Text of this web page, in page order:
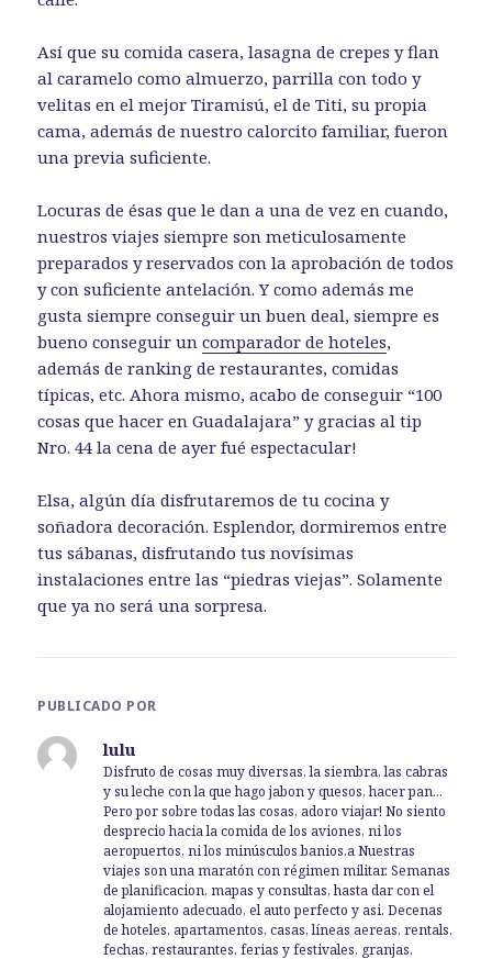
Así que su comida casera, lasagna de crepes y flan
al caramelo como almuerzo, parrilla con todo y
velitas en el mejor Tiramisú, el de Titi, su propia
cama, además de nuestro calorcito familiar, fueron
una previa suficiente.
Locuras de ésas que le dan a una de vez en cuando,
nuestros viajes siempre son meticulosamente
preparados y reservados con la aprobación de todos
y con suficiente antelación. Y como además me
gusta siempre conseguir un buen deal, siempre es
bueno conseguir uncomparador de hoteles,
además de ranking de restaurantes, comidas
típicas, etc. Ahora mismo, acabo de conseguir “100
cosas que hacer en Guadalajara” y gracias al tip
Nro. 44 la cena de ayer fué espectacular!
Elsa, algún día disfrutaremos de tu cocina y
soñadora decoración. Esplendor, dormiremos entre
tus sábanas, disfrutando tus novísimas
instalaciones entre las “piedras viejas”. Solamente
que ya no será una sorpresa.
PUBLICADO POR
lulu
Disfruto de cosas muy diversas, la siembra, las cabras
y su leche con la que hago jabon y quesos, hacer pan...
Pero por sobre todas las cosas, adoro viajar! No siento
desprecio hacia la comida de los aviones, ni los
aeropuertos, ni los minúsculos banios.a Nuestras
viajes son una maratón con régimen militar. Semanas
de planificacion, mapas y consultas, hasta dar con el
alojamiento adecuado, el auto perfecto y asi. Decenas
de hoteles, apartamentos, casas, líneas aereas, rentals,
fechas, restaurantes, ferias y festivales, granjas,